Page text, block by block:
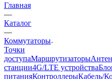
Главная
—
Каталог
—
Коммутаторы
Точки
доступаМаршрутизаторы
станции4G/LTE устройства
питанияКонтроллерыКабель/